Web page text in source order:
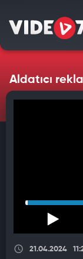
Aldatıcı
21.04.2024